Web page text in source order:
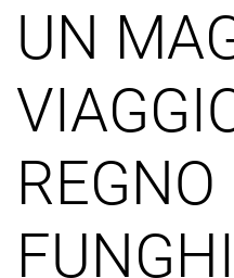
UN
REGNO
FUNGHI